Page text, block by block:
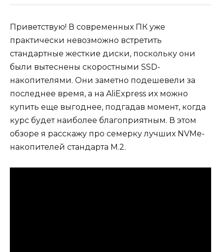
Приветствую! В современных ПК уже
практически невозможно встретить
стандартные жесткие диски, поскольку они
были вытеснены скоростными SSD-
накопителями. Они заметно подешевели за
последнее время, а на AliExpress их можно
купить еще выгоднее, подгадав момент, когда
курс будет наиболее благоприятным. В этом
обзоре я расскажу про семерку лучших NVMe-
накопителей стандарта M.2.